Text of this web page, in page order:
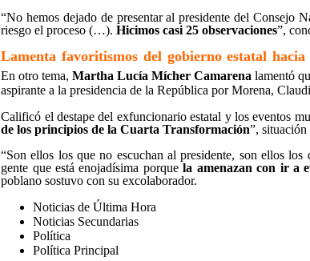
“No hemos dejado de presentar al presidente del Consejo
riesgo el proceso (…).Hicimos casi 25 observaciones”,
Lamenta favoritismos del gobierno estatal
En otro tema,Martha Lucía Mícher Camarena lamentó
aspirante a la presidencia de la República por Morena,
Calificó el destape del exfuncionario estatal y los eventos
de los principios de la Cuarta Transformación”, situación
“Son ellos los que no escuchan al presidente, son ellos
gente que está enojadísima porquela amenazan con ir a
poblano sostuvo con su excolaborador.
Noticias de Última Hora
Noticias Secundarias
Política
Política Principal